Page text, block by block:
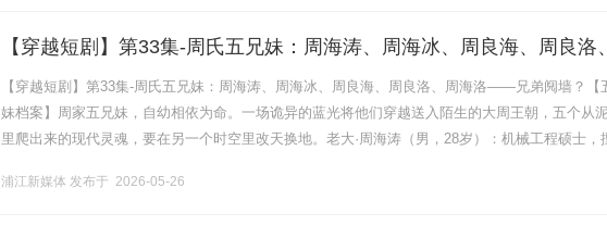
【穿越短剧】第33集-周氏五兄妹：周海涛、周海冰、周良海、周良洛、
周海洛——兄弟阋墙？
【穿越短剧】第33集-周氏五兄妹：周海涛、周海冰、周良海、周良洛、周海洛——兄弟阋墙？【
妹档案】周家五兄妹，自幼相依为命。一场诡异的蓝光将他们穿越送入陌生的大周王朝，五个从
里爬出来的现代灵魂，要在另一个时空里改天换地。老大·周海涛（男，28岁）：机械工程硕士，
攻.........
浦江新媒体 发布于 2026-05-26